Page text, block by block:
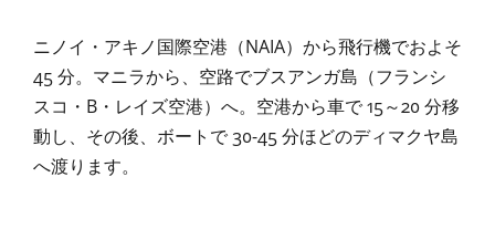
ニノイ・アキノ国際空港（NAIA）から飛行機でおよそ
45 分。マニラから、空路でブスアンガ島（フランシ
スコ・B・レイズ空港）へ。空港から車で 15～20 分移
動し、その後、ボートで 30-45 分ほどのディマクヤ島
へ渡ります。